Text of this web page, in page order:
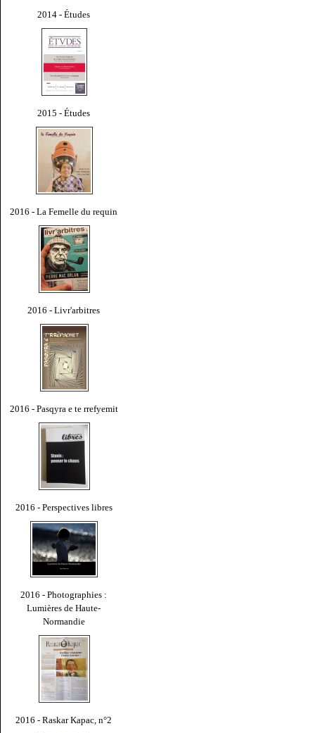
2014 - Études
2015 - Études
2016 - La Femelle du requin
2016 - Livr'arbitres
2016 - Pasqyra e te rrefyemit
2016 - Perspectives libres
2016 - Photographies :
Lumières de Haute-
Normandie
2016 - Raskar Kapac, n°2